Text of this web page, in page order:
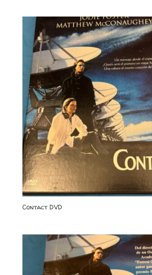
Contact DVD